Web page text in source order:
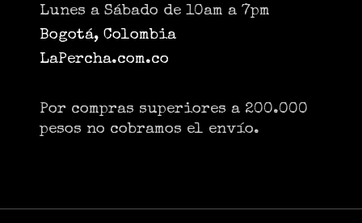
Lunes a Sábado de 10am a 7pm
Bogotá, Colombia
LaPercha.com.co
Por compras superiores a 200.000
pesos no cobramos el envío.